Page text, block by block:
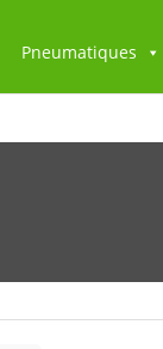
Pneumatiques